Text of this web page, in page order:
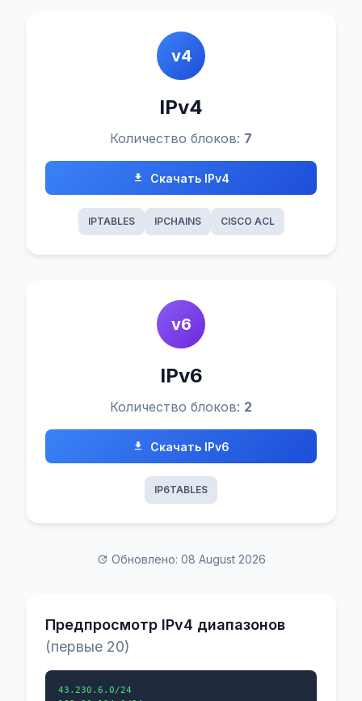
v4
IPv4
Количество блоков: 7
Скачать IPv4
IPTABLES IPCHAINS CISCO ACL
v6
IPv6
Количество блоков: 2
Скачать IPv6
IP6TABLES
Обновлено: 08 August 2026
Предпросмотр IPv4 диапазонов
(первые 20)
43.230.6.0/24